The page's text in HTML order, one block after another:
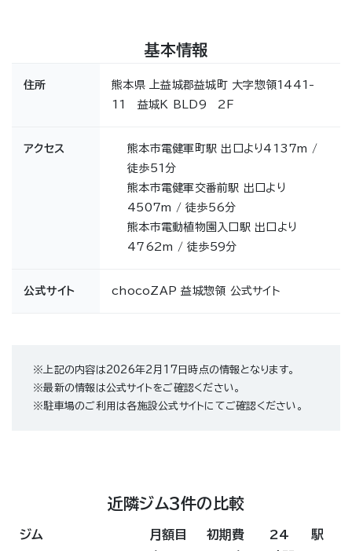
基本情報
住所
熊本県 上益城郡益城町 大字惣領1441-
11 益城K BLD9 2F
アクセス
熊本市電健軍町駅 出口より4137m /
徒歩51分
熊本市電健軍交番前駅 出口より
4507m / 徒歩56分
熊本市電動植物園入口駅 出口より
4762m / 徒歩59分
公式サイト chocoZAP 益城惣領 公式サイト
※上記の内容は2026年2月17日時点の情報となります。
※最新の情報は公式サイトをご確認ください。
※駐車場のご利用は各施設公式サイトにてご確認ください。
近隣ジム3件の比較
ジム
月額目
初期費
24
駅